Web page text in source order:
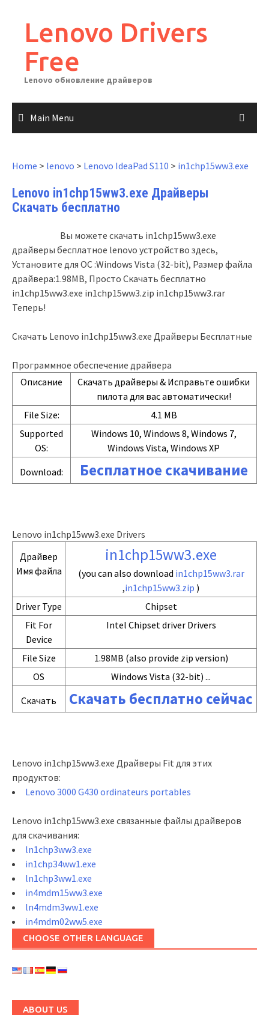
contentLenovo Drivers
Free
Lenovo обновление драйверов
Main Menu
Home > lenovo > Lenovo IdeaPad S110 > in1chp15ww3.exe
Lenovo in1chp15ww3.exe Драйверы
Скачать бесплатно
Вы можете скачать in1chp15ww3.exe
драйверы бесплатное lenovo устройство здесь,
Установите для ОС :Windows Vista (32-bit), Размер файла
драйвера:1.98MB, Просто Скачать бесплатно
in1chp15ww3.exe in1chp15ww3.zip in1chp15ww3.rar
Теперь!
Скачать Lenovo in1chp15ww3.exe Драйверы Бесплатные
Программное обеспечение драйвера
Описание
Скачать драйверы & Исправьте ошибки
пилота для вас автоматически!
File Size:
4.1 MB
Supported
OS:
Windows 10, Windows 8, Windows 7,
Windows Vista, Windows XP
Download:
Бесплатное скачивание
Lenovo in1chp15ww3.exe Drivers
Драйвер
Имя файла
in1chp15ww3.exe
(you can also download in1chp15ww3.rar
,in1chp15ww3.zip )
Driver Type
Chipset
Fit For
Device
Intel Chipset driver Drivers
File Size
1.98MB (also provide zip version)
OS
Windows Vista (32-bit) ...
Скачать
Скачать бесплатно сейчас
Lenovo in1chp15ww3.exe Драйверы Fit для этих
продуктов:
Lenovo 3000 G430 ordinateurs portables
Lenovo in1chp15ww3.exe связанные файлы драйверов
для скачивания:
ln1chp3ww3.exe
in1chp34ww1.exe
ln1chp3ww1.exe
in4mdm15ww3.exe
ln4mdm3ww1.exe
in4mdm02ww5.exe
CHOOSE OTHER LANGUAGE
ABOUT US